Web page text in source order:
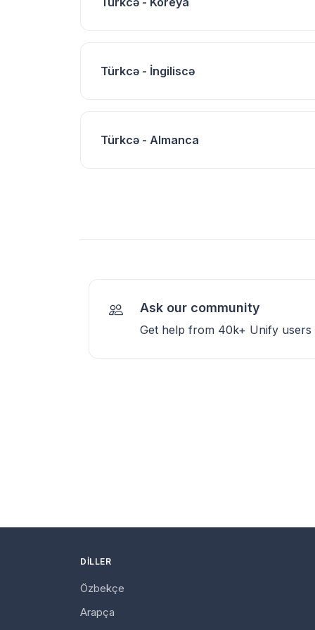
Türkcə - İngiliscə
Türkcə - Almanca
Ask our community
Get help from 40k+ Unify users
DILLER
Özbekçe
Arapça